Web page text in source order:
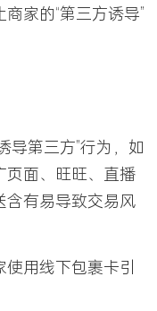
家的“第三方诱导”
导第三方”行为，如
页面、旺旺、直播
含有易导致交易风
用线下包裹卡引